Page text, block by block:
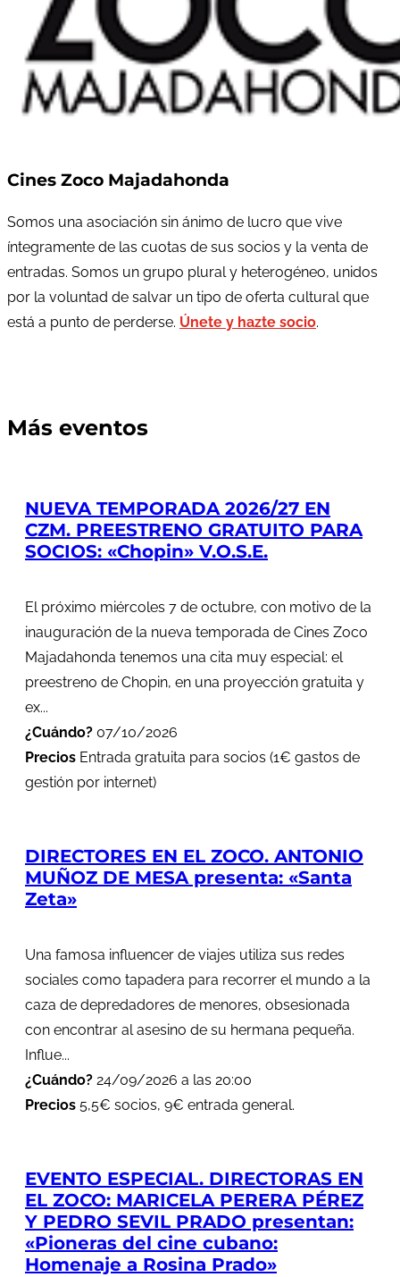
Cines Zoco Majadahonda
Somos una asociación sin ánimo de lucro que vive
íntegramente de las cuotas de sus socios y la venta de
entradas. Somos un grupo plural y heterogéneo, unidos
por la voluntad de salvar un tipo de oferta cultural que
está a punto de perderse. Únete y hazte socio.
Más eventos
NUEVA TEMPORADA 2026/27 EN
CZM. PREESTRENO GRATUITO PARA
SOCIOS: «Chopin» V.O.S.E.
El próximo miércoles 7 de octubre, con motivo de la
inauguración de la nueva temporada de Cines Zoco
Majadahonda tenemos una cita muy especial: el
preestreno de Chopin, en una proyección gratuita y
ex...
¿Cuándo? 07/10/2026
Precios Entrada gratuita para socios (1€ gastos de
gestión por internet)
DIRECTORES EN EL ZOCO. ANTONIO
MUÑOZ DE MESA presenta: «Santa
Zeta»
Una famosa influencer de viajes utiliza sus redes
sociales como tapadera para recorrer el mundo a la
caza de depredadores de menores, obsesionada
con encontrar al asesino de su hermana pequeña.
Influe...
¿Cuándo? 24/09/2026 a las 20:00
Precios 5,5€ socios, 9€ entrada general.
EVENTO ESPECIAL. DIRECTORAS EN
EL ZOCO: MARICELA PERERA PÉREZ
Y PEDRO SEVIL PRADO presentan:
«Pioneras del cine cubano:
Homenaje a Rosina Prado»